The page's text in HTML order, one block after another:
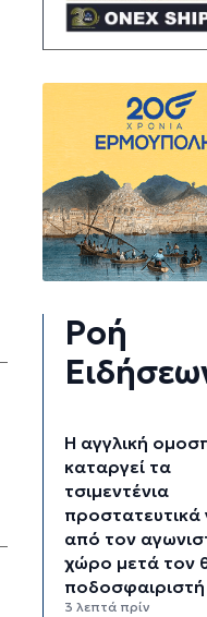
Ροή
Η αγγλική
καταργεί τα
τσιμεντένια
από τον
χώρο μετά τον
ποδοσφαιριστή
3 λεπτά πρίν